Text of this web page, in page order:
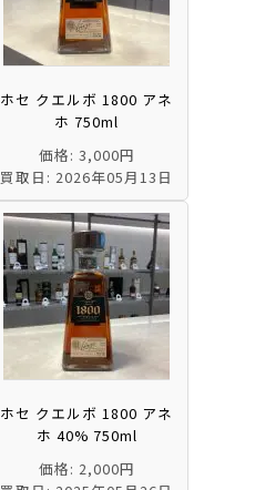
ホセ クエルボ 1800 アネ
ホ 750ml
価格: 3,000円
買取日: 2026年05月13日
ホセ クエルボ 1800 アネ
ホ 40% 750ml
価格: 2,000円